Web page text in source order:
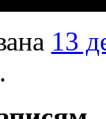
13
.